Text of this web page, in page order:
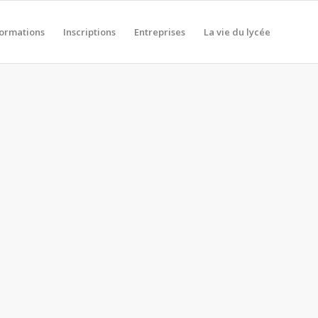
Inscriptions Entreprises La vie du lycée